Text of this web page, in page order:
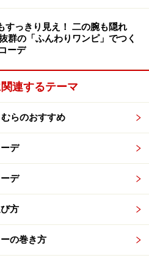
き立ち、下半身はすらっとIラ
がりに。オールブラックコー
りスタイリッシュにまとまり
に前のボタンを開けて、羽織
るのもおすすめ。程よいきれ
すっきり見え！ 二の腕も隠れ
群の「ふんわりワンピ」でつく
ーデ
連するテーマ
らのおすすめ
デ
デ
方
の巻き方